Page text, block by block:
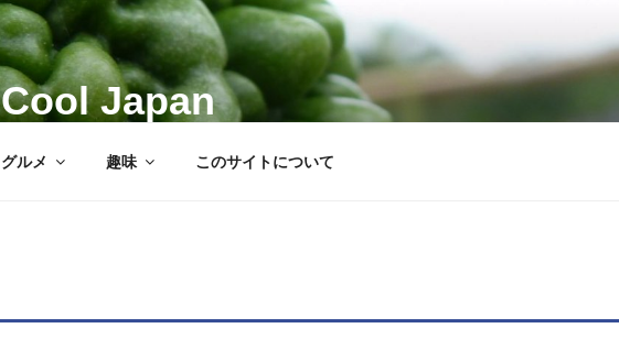
Cool Japan
グルメ 趣味 このサイトについて